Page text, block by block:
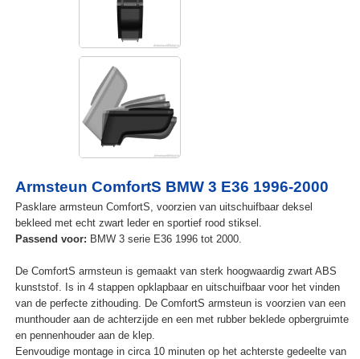
Armsteun ComfortS BMW 3 E36 1996-2000
Pasklare armsteun ComfortS, voorzien van uitschuifbaar deksel
bekleed met echt zwart leder en sportief rood stiksel.
Passend voor: BMW 3 serie E36 1996 tot 2000.
De ComfortS armsteun is gemaakt van sterk hoogwaardig zwart ABS
kunststof. Is in 4 stappen opklapbaar en uitschuifbaar voor het vinden
van de perfecte zithouding. De ComfortS armsteun is voorzien van een
munthouder aan de achterzijde en een met rubber beklede opbergruimte
en pennenhouder aan de klep.
Eenvoudige montage in circa 10 minuten op het achterste gedeelte van